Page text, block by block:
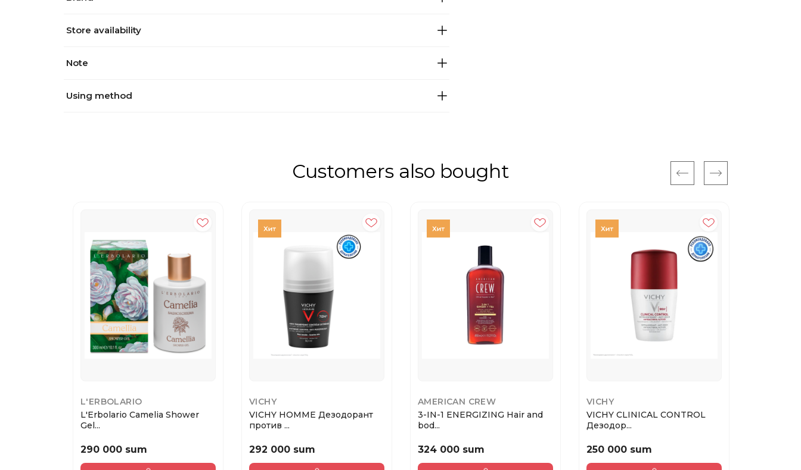
Store availability
Note
Using method
Customers also bought
L'ERBOLARIO
L'Erbolario Camelia Shower
Gel...
290 000 sum
VICHY
VICHY HOMME Дезодорант
против ...
292 000 sum
AMERICAN CREW
3-IN-1 ENERGIZING Hair and
bod...
324 000 sum
VICHY
VICHY CLINICAL CONTROL
Дезодор...
250 000 sum